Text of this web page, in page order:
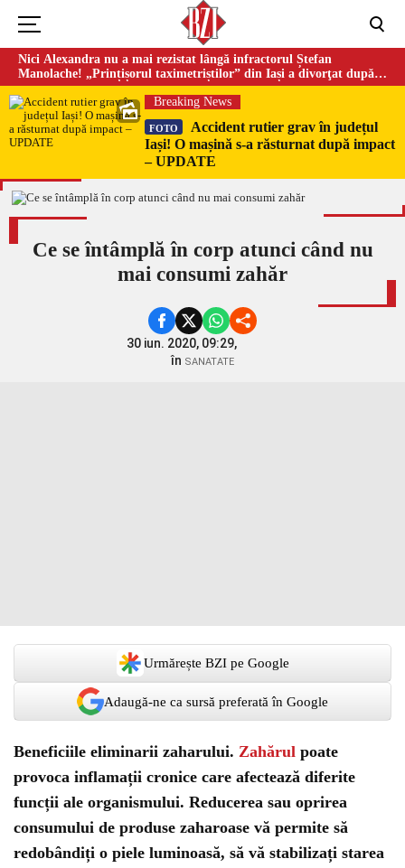
Nici Alexandra nu a mai rezistat lângă infractorul Ștefan
Manolache! „Prințișorul taximetriștilor” din Iași a divorţat după
doi ani de căsnicie
Breaking News
FOTO
Accident rutier grav în județul
Iași! O mașină s-a răsturnat după impact
– UPDATE
Ce se întâmplă în corp atunci când nu
mai consumi zahăr
30 iun. 2020, 09:29,
în SANATATE
Urmărește BZI pe Google
Adaugă-ne ca sursă preferată în Google
Beneficiile eliminarii zaharului. Zahărul poate
provoca inflamații cronice care afectează diferite
funcții ale organismului. Reducerea sau oprirea
consumului de produse zaharoase vă permite să
redobândiți o piele luminoasă, să vă stabilizați starea